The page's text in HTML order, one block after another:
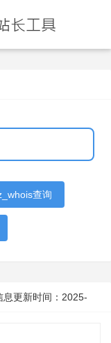
查询
息更新时间： 2025-